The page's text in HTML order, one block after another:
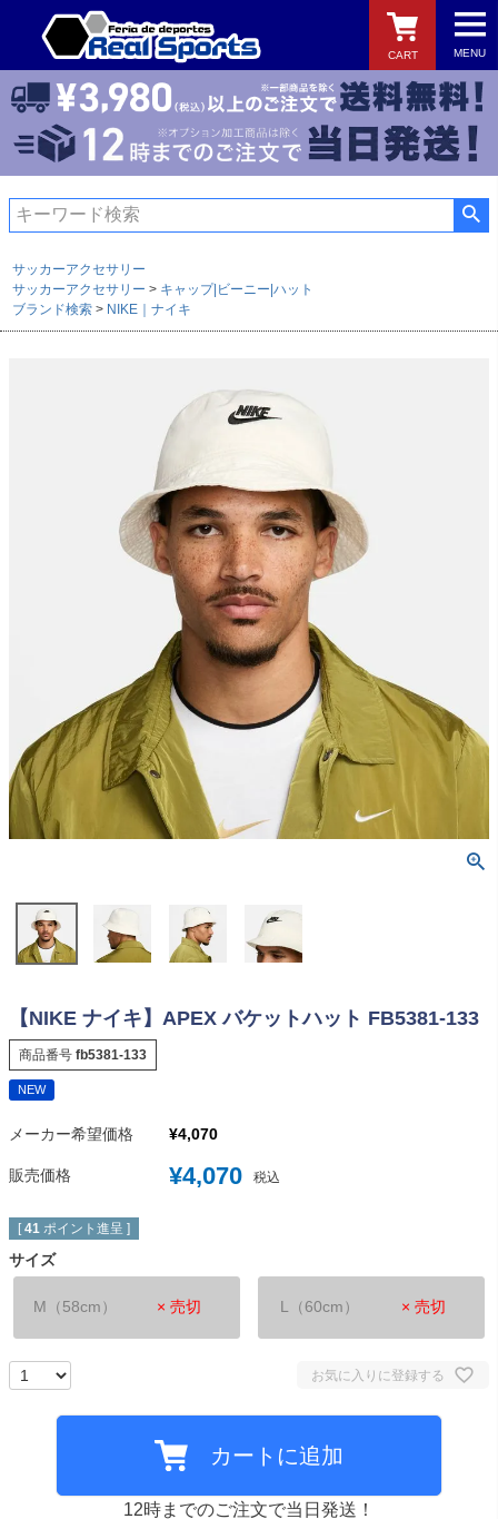
MENU
CART
検索
サッカーアクセサリー
サッカーアクセサリー
キャップ|ビーニー|ハット
ブランド検索
NIKE｜ナイキ
【NIKE ナイキ】APEX バケットハット FB5381-133
商品番号 fb5381-133
NEW
メーカー希望価格 ¥4,070
販売価格 ¥4,070 税込
[ 41 ポイント進呈 ]
サイズ
M（58cm） × 売切 L（60cm） × 売切
お気に入りに登録する
カートに追加
12時までのご注文で当日発送！